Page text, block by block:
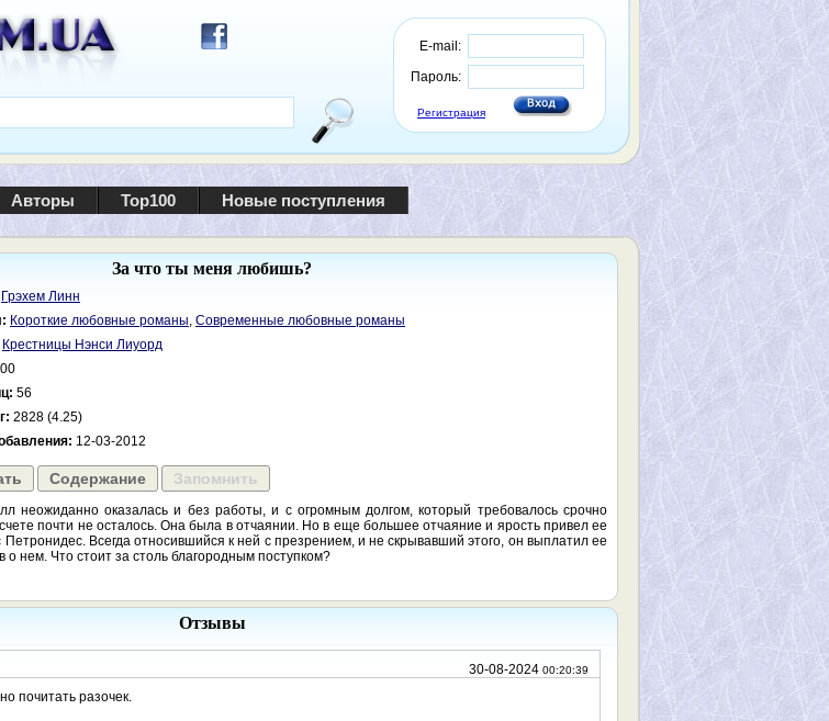
E-mail:
Пароль:
Регистрация
Авторы Top100 Новые поступления
За что ты меня любишь?
Грэхем Линн
Короткие любовные романы, Современные любовные романы
Крестницы Нэнси Лиуорд
56
2828 (4.25)
12-03-2012
Содержание Запомнить
неожиданно оказалась и без работы, и с огромным долгом, который требовалось срочно
почти не осталось. Она была в отчаянии. Но в еще большее отчаяние и ярость привел ее
Всегда относившийся к ней с презрением, и не скрывавший этого, он выплатил ее
о нем. Что стоит за столь благородным поступком?
Отзывы
30-08-2024 00:20:39
почитать разочек.